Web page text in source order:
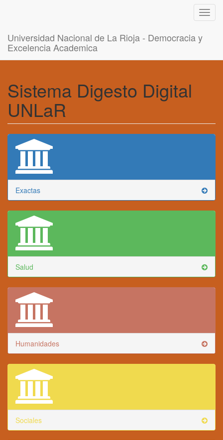
Universidad Nacional de La Rioja - Democracia y
Excelencia Academica
Sistema Digesto Digital
UNLaR
Exactas
Salud
Humanidades
Sociales